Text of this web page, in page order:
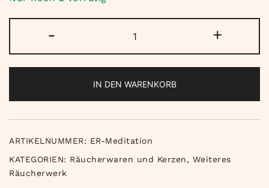
-
Menge
+
IN DEN WARENKORB
ARTIKELNUMMER: ER-Meditation
KATEGORIEN: Räucherwaren und Kerzen, Weiteres
Räucherwerk